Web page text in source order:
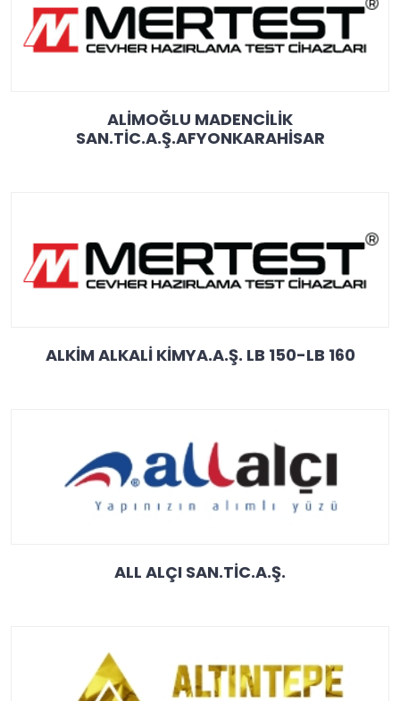
ALİMOĞLU MADENCİLİK
SAN.TİC.A.Ş.AFYONKARAHİSAR
ALKİM ALKALİ KİMYA.A.Ş. LB 150-LB 160
ALL ALÇI SAN.TİC.A.Ş.